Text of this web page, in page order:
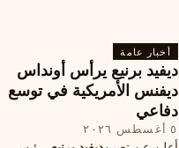
"الحصار بالنيران
أخبار عامة
ديفيد برنيع يرأس أونداس
ديفنس الأمريكية في توسع
دفاعي
٥ أغسطس ٢٠٢٦